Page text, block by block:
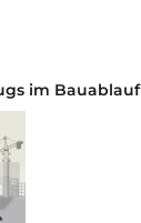
im Bauablauf